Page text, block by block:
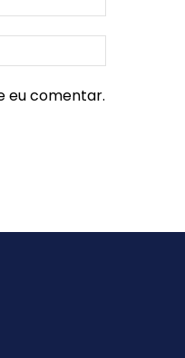
eu comentar.